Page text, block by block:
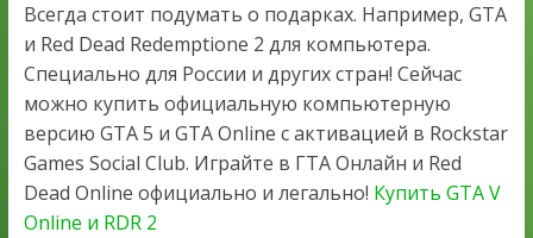
Всегда стоит подумать о подарках. Например, GTA
и Red Dead Redemptione 2 для компьютера.
Специально для России и других стран! Сейчас
можно купить официальную компьютерную
версию GTA 5 и GTA Online с активацией в Rockstar
Games Social Club. Играйте в ГТА Онлайн и Red
Dead Online официально и легально! Купить GTA V
Online и RDR 2